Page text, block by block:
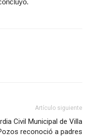
Artículo siguiente
Civil Municipal de Villa
reconoció a padres